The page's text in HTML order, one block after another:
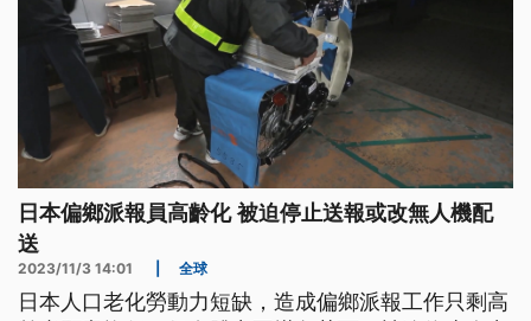
日本偏鄉派報員高齡化 被迫停止送報或改無人機配
送
2023/11/3 14:01 全球
日本人口老化勞動力短缺，造成偏鄉派報工作只剩高